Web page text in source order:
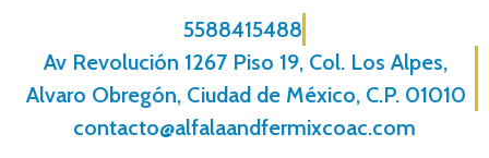
5588415488
Av Revolución 1267 Piso 19, Col. Los Alpes,
Alvaro Obregón, Ciudad de México, C.P. 01010
contacto@alfalaandfermixcoac.com